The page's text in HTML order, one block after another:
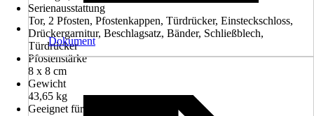
Serienausstattung
Tor, 2 Pfosten, Pfostenkappen, Türdrücker, Einsteckschloss,
Drückergarnitur, Beschlagsatz, Bänder, Schließblech,
Türdrücker
Pfostenstärke
8 x 8 cm
Gewicht
43,65 kg
Geeignet für
Dokument